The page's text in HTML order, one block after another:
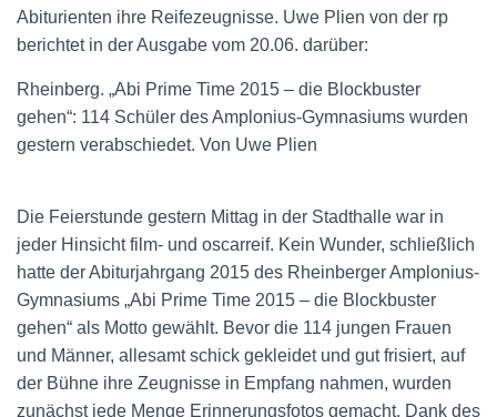
Abiturienten ihre Reifezeugnisse. Uwe Plien von der rp
berichtet in der Ausgabe vom 20.06. darüber:
Rheinberg. „Abi Prime Time 2015 – die Blockbuster
gehen“: 114 Schüler des Amplonius-Gymnasiums wurden
gestern verabschiedet. Von Uwe Plien
Die Feierstunde gestern Mittag in der Stadthalle war in
jeder Hinsicht film- und oscarreif. Kein Wunder, schließlich
hatte der Abiturjahrgang 2015 des Rheinberger Amplonius-
Gymnasiums „Abi Prime Time 2015 – die Blockbuster
gehen“ als Motto gewählt. Bevor die 114 jungen Frauen
und Männer, allesamt schick gekleidet und gut frisiert, auf
der Bühne ihre Zeugnisse in Empfang nahmen, wurden
zunächst jede Menge Erinnerungsfotos gemacht. Dank des